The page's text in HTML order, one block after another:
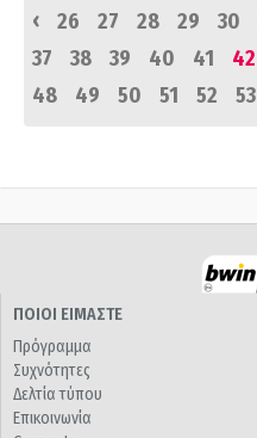
‹
26 27 28 29 30
37
38 39 40 41 42
48
49 50 51 52 53
ΠΟΙΟΙ ΕΙΜΑΣΤΕ
Πρόγραμμα
Συχνότητες
Δελτία τύπου
Επικοινωνία